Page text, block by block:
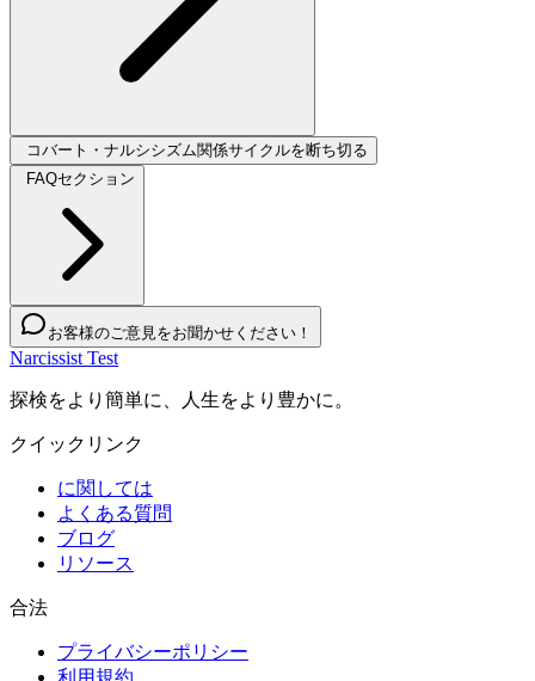
コバート・ナルシシズム関係サイクルを断ち切る
FAQセクション
お客様のご意見をお聞かせください！
Narcissist Test
探検をより簡単に、人生をより豊かに。
クイックリンク
に関しては
よくある質問
ブログ
リソース
合法
プライバシーポリシー
利用規約